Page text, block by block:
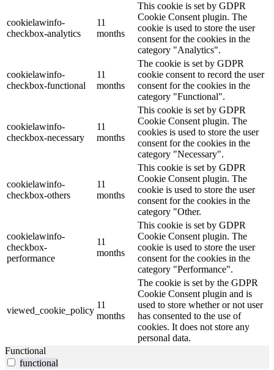
cookielawinfo-
checkbox-analytics
11
months
This cookie is set by GDPR
Cookie Consent plugin. The
cookie is used to store the user
consent for the cookies in the
category "Analytics".
cookielawinfo-
checkbox-functional
11
months
The cookie is set by GDPR
cookie consent to record the user
consent for the cookies in the
category "Functional".
cookielawinfo-
checkbox-necessary
11
months
This cookie is set by GDPR
Cookie Consent plugin. The
cookies is used to store the user
consent for the cookies in the
category "Necessary".
cookielawinfo-
checkbox-others
11
months
This cookie is set by GDPR
Cookie Consent plugin. The
cookie is used to store the user
consent for the cookies in the
category "Other.
cookielawinfo-
checkbox-
performance
11
months
This cookie is set by GDPR
Cookie Consent plugin. The
cookie is used to store the user
consent for the cookies in the
category "Performance".
viewed_cookie_policy
11
months
The cookie is set by the GDPR
Cookie Consent plugin and is
used to store whether or not user
has consented to the use of
cookies. It does not store any
personal data.
Functional
functional